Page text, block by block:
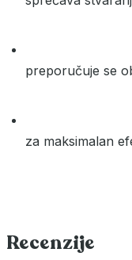
preporučuje se
za maksimalan
Recenzije